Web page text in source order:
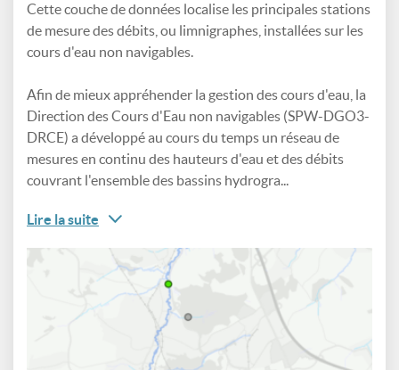
Cette couche de données localise les principales stations
de mesure des débits, ou limnigraphes, installées sur les
cours d'eau non navigables.
Afin de mieux appréhender la gestion des cours d'eau, la
Direction des Cours d'Eau non navigables (SPW-DGO3-
DRCE) a développé au cours du temps un réseau de
mesures en continu des hauteurs d'eau et des débits
couvrant l'ensemble des bassins hydrogra...
Lire la suite